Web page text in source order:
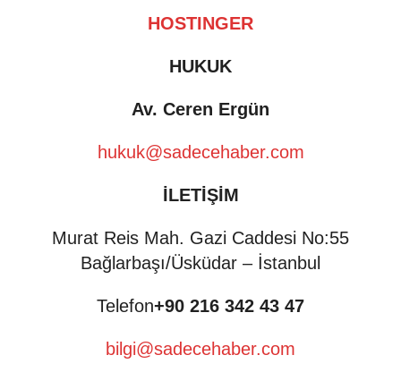
HOSTINGER
HUKUK
Av. Ceren Ergün
hukuk@sadecehaber.com
İLETİŞİM
Murat Reis Mah. Gazi Caddesi No:55
Bağlarbaşı/Üsküdar – İstanbul
Telefon+90 216 342 43 47
bilgi@sadecehaber.com